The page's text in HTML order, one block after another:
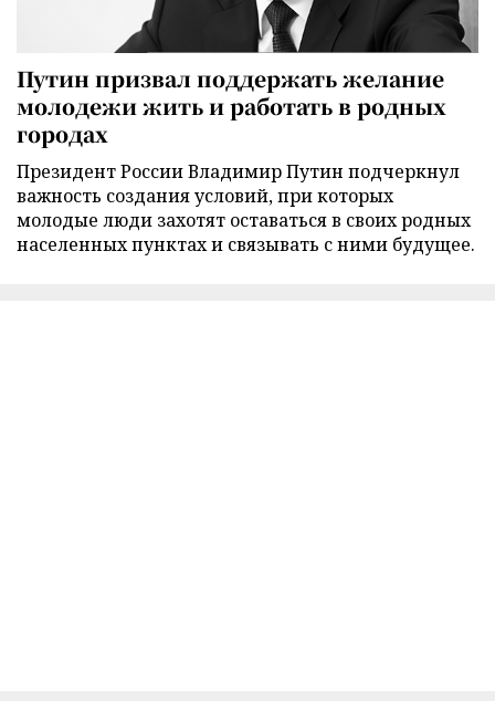
Путин призвал поддержать желание
молодежи жить и работать в родных
городах
Президент России Владимир Путин подчеркнул
важность создания условий, при которых
молодые люди захотят оставаться в своих родных
населенных пунктах и связывать с ними будущее.